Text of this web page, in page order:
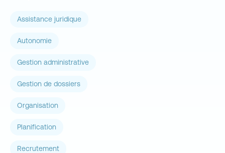
Assistance juridique
Autonomie
Gestion administrative
Gestion de dossiers
Organisation
Planification
Recrutement